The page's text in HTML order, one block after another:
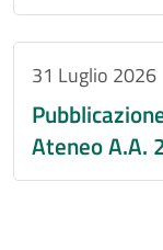
31 Luglio 2026
Ateneo A.A.